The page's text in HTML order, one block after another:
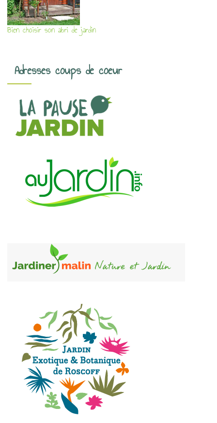
Bien choisir son abri de jardin
Adresses coups de coeur